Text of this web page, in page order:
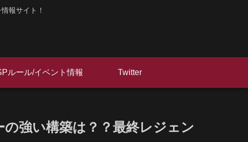
報サイト！
ルール/イベント情報 Twitter
の強い構築は？？最終レジェン